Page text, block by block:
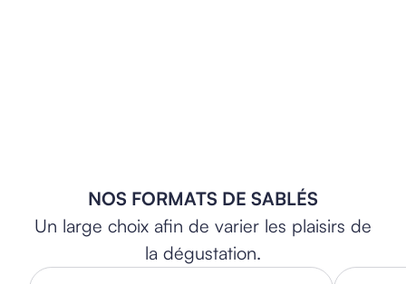
NOS FORMATS DE SABLÉS
Un large choix afin de varier les plaisirs de
la dégustation.